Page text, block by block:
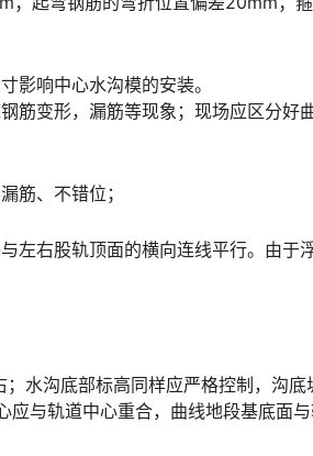
影响中心水沟模的安装。
筋变形，漏筋等现象；现场应区分好
筋、不错位；
左右股轨顶面的横向连线平行。由于
水沟底部标高同样应严格控制，沟底
与轨道中心重合，曲线地段基底面